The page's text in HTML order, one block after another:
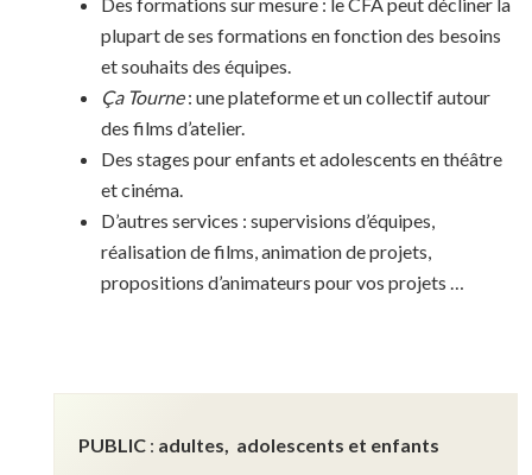
plupart de ses formations en fonction des besoins
et souhaits des équipes.
Ça Tourne: une plateforme et un collectif autour
des films d’atelier.
Des stages pour enfants et adolescents en théâtre
et cinéma.
D’autres services : supervisions d’équipes,
réalisation de films, animation de projets,
propositions d’animateurs pour vos projets …
PUBLIC: adultes, adolescents et enfants